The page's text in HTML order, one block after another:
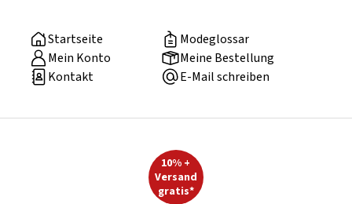
Startseite
Modeglossar
Mein Konto
Meine Bestellung
Kontakt
E-Mail schreiben
10% +
Versand
gratis*